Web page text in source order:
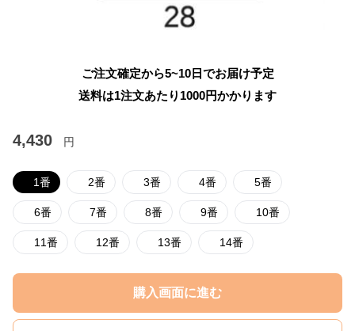
ご注文確定から5~10日でお届け予定
送料は1注文あたり 1000円かかります
4,430 円
1番 2番 3番 4番 5番
6番 7番 8番 9番 10番
11番 12番 13番 14番
購入画面に進む